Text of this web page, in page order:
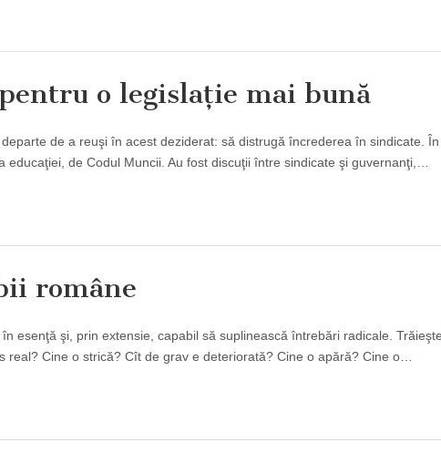
o legislaţie mai bună
de a reuşi în acest deziderat: să distrugă încrederea în sindicate.
educaţiei, de Codul Muncii. Au fost discuţii între sindicate şi guvernanţi,…
române
esenţă şi, prin extensie, capabil să suplinească întrebări radicale.
real? Cine o strică? Cît de grav e deteriorată? Cine o apără? Cine o…